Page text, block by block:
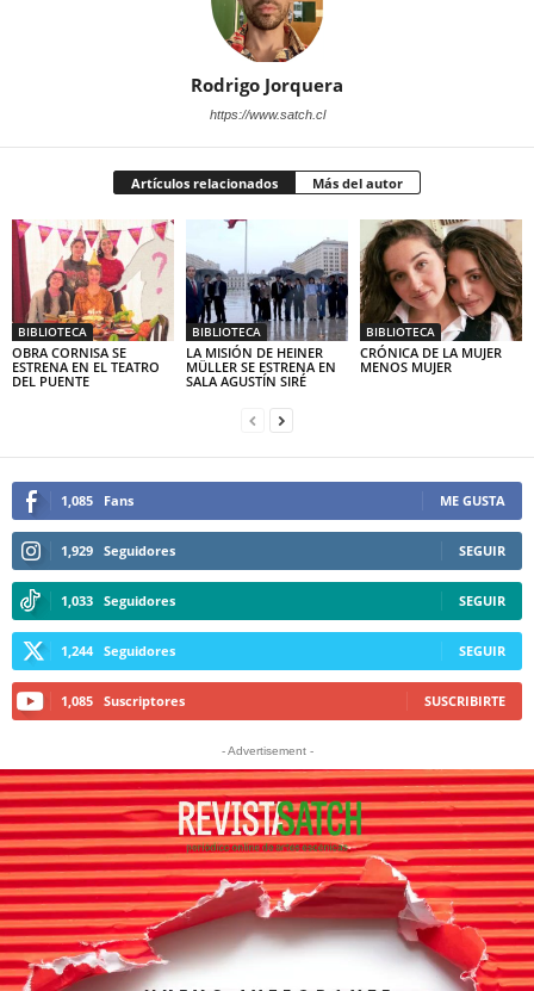
Rodrigo Jorquera
https://www.satch.cl
Artículos relacionados Más del autor
BIBLIOTECA
OBRA CORNISA SE
ESTRENA EN EL TEATRO
DEL PUENTE
BIBLIOTECA
LA MISIÓN DE HEINER
MÜLLER SE ESTRENA EN
SALA AGUSTÍN SIRÉ
BIBLIOTECA
CRÓNICA DE LA MUJER
MENOS MUJER
1,085 Fans ME GUSTA
1,929 Seguidores SEGUIR
1,033 Seguidores SEGUIR
1,244 Seguidores SEGUIR
1,085 Suscriptores SUSCRIBIRTE
- Advertisement -